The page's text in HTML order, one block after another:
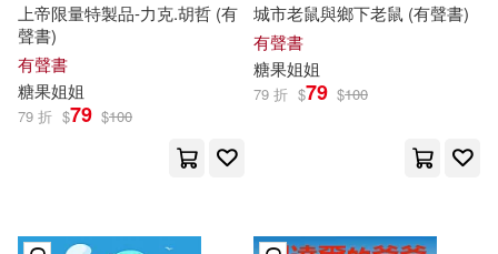
上帝限量特製品-力克.胡哲 (有
聲書)
有聲書
糖果姐姐
79 折 $79 $100
城市老鼠與鄉下老鼠 (有聲書)
有聲書
糖果姐姐
79 折 $79 $100